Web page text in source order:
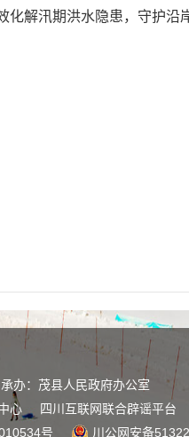
化解汛期洪水隐患，守护
办：茂县人民政府办公室
中心
四川互联网联合辟谣平台
号 川公网安备